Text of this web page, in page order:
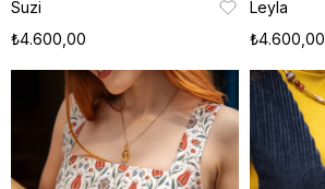
Suzi
₺4.600,00
Leyla
₺4.600,00